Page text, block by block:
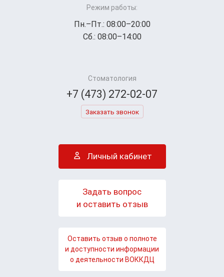
Режим работы:
Пн.–Пт.: 08:00–20:00
Сб.: 08:00–14:00
Стоматология
+7 (473) 272-02-07
Заказать звонок
Личный кабинет
Задать вопрос
и оставить отзыв
Оставить отзыв о полноте
и доступности информации
о деятельности ВОККДЦ